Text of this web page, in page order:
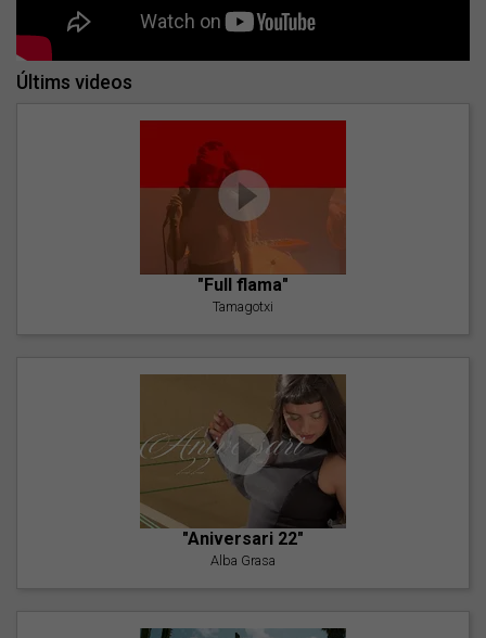
Últims videos
"Full flama"
Tamagotxi
"Aniversari 22"
Alba Grasa